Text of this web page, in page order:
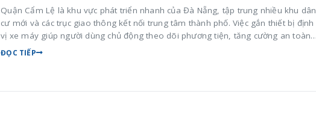
Quận Cẩm Lệ là khu vực phát triển nhanh của Đà Nẵng, tập trung nhiều khu dân
cư mới và các trục giao thông kết nối trung tâm thành phố. Việc gắn thiết bị định
vị xe máy giúp người dùng chủ động theo dõi phương tiện, tăng cường an toàn
và quản lý xe hiệu quả trong sinh hoạt hằng ngày.
ĐỌC TIẾP